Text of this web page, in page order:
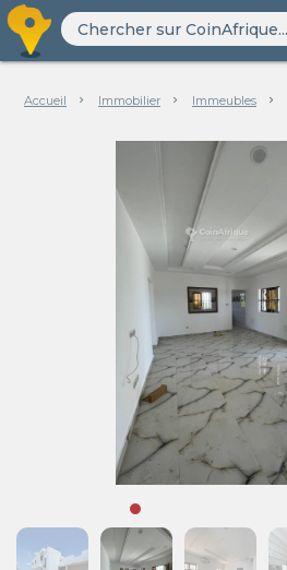
Accueil Immobilier Immeubles